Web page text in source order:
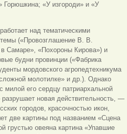
Горюшкина; «У изгороди» и «У
над тематическими
(«Провозглашение В. В.
Самаре», «Похороны Кирова») и
будни провинции («Фабрика
мордовского агропедтехникума
молотилке» и др.). Однако
милой его сердцу патриархальной
новая действительность, —
городов, красочностью икон,
две картины под названием «Сцена
грустью овеяна картина «Упавшие